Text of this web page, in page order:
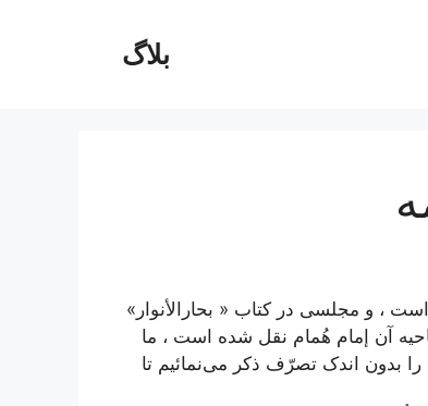
بلاگ
، و مجلسی در کتاب « بحارالأنوار»
آن إمام هُمام نقل شده است ، ما
را بدون اندک تصرّف ذکر می‌نمائیم تا